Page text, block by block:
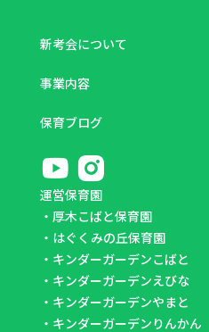
新考会について
事業内容
保育ブログ
運営保育園
・ 厚木こばと保育園
・ はぐくみの丘保育園
・ キンダーガーデンこばと
・ キンダーガーデンえびな
・ キンダーガーデンやまと
・ キンダーガーデンりんかん